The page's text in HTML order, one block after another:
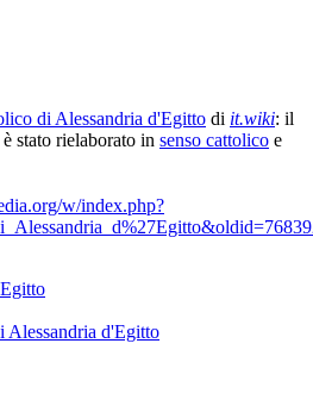
di Alessandria d'Egitto di it.wiki: il
stato rielaborato in senso cattolico e
w/index.php?
Alessandria d'Egitto